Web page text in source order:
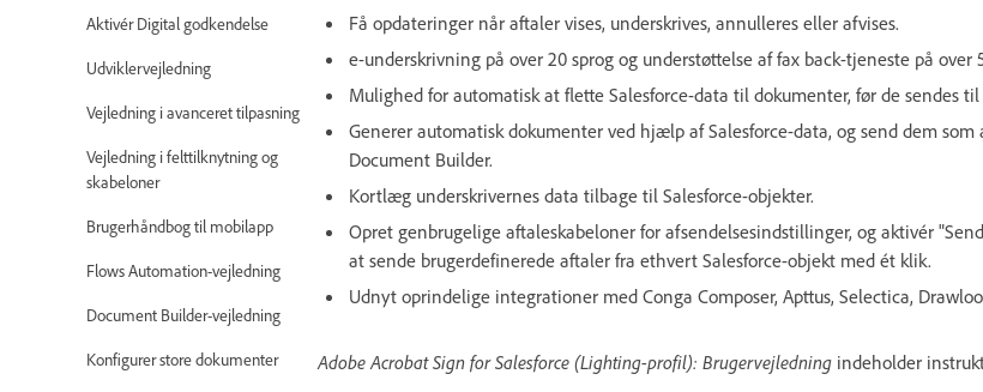
Aktivér Digital godkendelse
Udviklervejledning
Vejledning i avanceret tilpasning
Vejledning i felttilknytning og
skabeloner
Brugerhåndbog til mobilapp
Flows Automation-vejledning
Document Builder-vejledning
Konfigurer store dokumenter
Få opdateringer når aftaler vises, underskrives, annulleres eller afvises.
e-underskrivning på over 20 sprog og understøttelse af fax back-tjeneste på over
Mulighed for automatisk at flette Salesforce-data til dokumenter, før de sendes til
Generer automatisk dokumenter ved hjælp af Salesforce-data, og send dem
Document Builder.
Kortlæg underskrivernes data tilbage til Salesforce-objekter.
Opret genbrugelige aftaleskabeloner for afsendelsesindstillinger, og aktivér
at sende brugerdefinerede aftaler fra ethvert Salesforce-objekt med ét klik.
Udnyt oprindelige integrationer med Conga Composer, Apttus, Selectica,
Adobe Acrobat Sign for Salesforce (Lighting-profil): Brugervejledning indeholder